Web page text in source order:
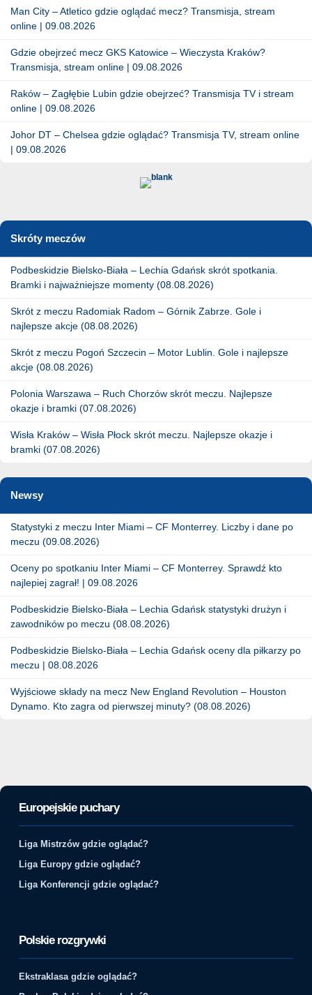
Man City – Atletico gdzie oglądać mecz? Transmisja, stream
online | 09.08.2026
Gdzie obejrzeć mecz GKS Katowice – Wieczysta Kraków?
Transmisja, stream online | 09.08.2026
Raków – Zagłębie Lubin gdzie obejrzeć? Transmisja TV i stream
online | 09.08.2026
Johor DT – Chelsea gdzie oglądać? Transmisja TV, stream online
| 09.08.2026
Skróty meczów
Podbeskidzie Bielsko-Biała – Lechia Gdańsk skrót spotkania.
Bramki i najważniejsze momenty (08.08.2026)
Skrót z meczu Radomiak Radom – Górnik Zabrze. Gole i
najlepsze akcje (08.08.2026)
Skrót z meczu Pogoń Szczecin – Motor Lublin. Gole i najlepsze
akcje (08.08.2026)
Polonia Warszawa – Ruch Chorzów skrót meczu. Najlepsze
okazje i bramki (07.08.2026)
Wisła Kraków – Wisła Płock skrót meczu. Najlepsze okazje i
bramki (07.08.2026)
Newsy
Statystyki z meczu Inter Miami – CF Monterrey. Liczby i dane po
meczu (09.08.2026)
Oceny po spotkaniu Inter Miami – CF Monterrey. Sprawdź kto
najlepiej zagrał! | 09.08.2026
Podbeskidzie Bielsko-Biała – Lechia Gdańsk statystyki drużyn i
zawodników po meczu (08.08.2026)
Podbeskidzie Bielsko-Biała – Lechia Gdańsk oceny dla piłkarzy po
meczu | 08.08.2026
Wyjściowe składy na mecz New England Revolution – Houston
Dynamo. Kto zagra od pierwszej minuty? (08.08.2026)
Europejskie puchary
Liga Mistrzów gdzie oglądać?
Liga Europy gdzie oglądać?
Liga Konferencji gdzie oglądać?
Polskie rozgrywki
Ekstraklasa gdzie oglądać?